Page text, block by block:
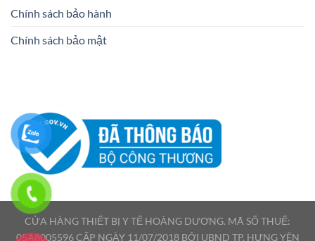
Chính sách bảo hành
Chính sách bảo mật
CỬA HÀNG THIẾT BỊ Y TẾ HOÀNG DƯƠNG. MÃ SỐ THUẾ:
05A8005596 CẤP NGÀY 11/07/2018 BỞI UBND TP. HƯNG YÊN